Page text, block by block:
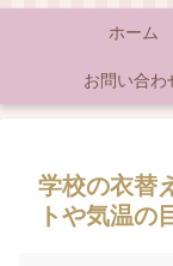
ホーム
お問い合わ
学校の衣替
トや気温の